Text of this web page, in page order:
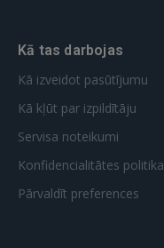
Kā tas darbojas
Kā izveidot pasūtījumu
Kā kļūt par izpildītāju
Servisa noteikumi
Konfidencialitātes politika
Pārvaldīt preferences